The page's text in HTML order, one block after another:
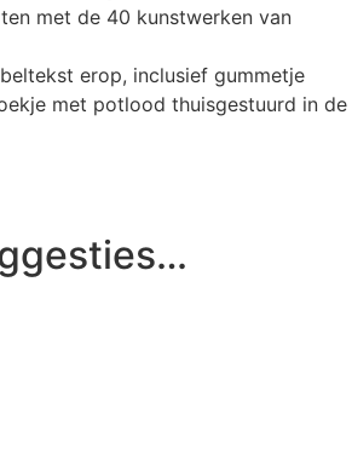
met de 40 kunstwerken van
erop, inclusief gummetje
met potlood thuisgestuurd in de